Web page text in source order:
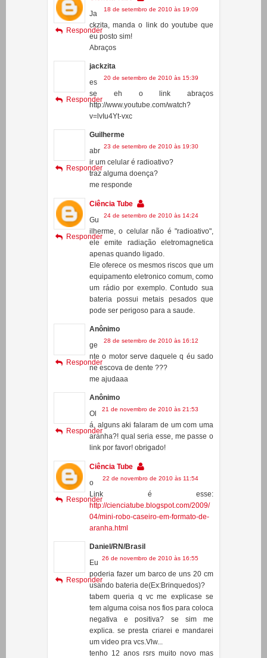
giratório abraços.
Ciência Tube
18 de setembro de 2010 às 19:09
Ja
ckzita, manda o link do youtube que
eu posto sim!
Abraços
jackzita
20 de setembro de 2010 às 15:39
es
se eh o link abraços
http://www.youtube.com/watch?
v=lvIu4Yt-vxc
Guilherme
23 de setembro de 2010 às 19:30
abr
ir um celular é radioativo?
traz alguma doença?
me responde
Ciência Tube
24 de setembro de 2010 às 14:24
Gu
ilherme, o celular não é "radioativo",
ele emite radiação eletromagnetica
apenas quando ligado.
Ele oferece os mesmos riscos que um
equipamento eletronico comum, como
um rádio por exemplo. Contudo sua
bateria possui metais pesados que
pode ser perigoso para a saude.
Responder
Anônimo
28 de setembro de 2010 às 16:12
ge
nte o motor serve daquele q éu sado
ne escova de dente ???
me ajudaaa
Anônimo
21 de novembro de 2010 às 21:53
Ol
á, alguns aki falaram de um com uma
aranha?! qual seria esse, me passe o
link por favor! obrigado!
Ciência Tube
22 de novembro de 2010 às 11:54
o
Link é esse:
http://cienciatube.blogspot.com/2009/
04/mini-robo-caseiro-em-formato-de-
aranha.html
Responder
Daniel/RN/Brasil
26 de novembro de 2010 às 16:55
Eu
poderia fazer um barco de uns 20 cm
usando bateria de(Ex:Brinquedos)?
tabem queria q vc me explicase se
tem alguma coisa nos fios para coloca
negativa e positiva? se sim me
Responder